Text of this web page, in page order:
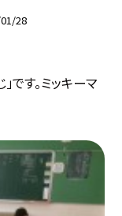
28
です。ミッキーマ